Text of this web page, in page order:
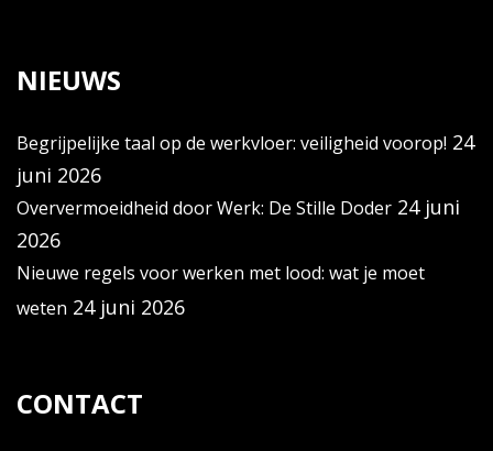
NIEUWS
Begrijpelijke taal op de werkvloer: veiligheid voorop! 24
juni 2026
Oververmoeidheid door Werk: De Stille Doder 24 juni
2026
Nieuwe regels voor werken met lood: wat je moet
weten 24 juni 2026
CONTACT